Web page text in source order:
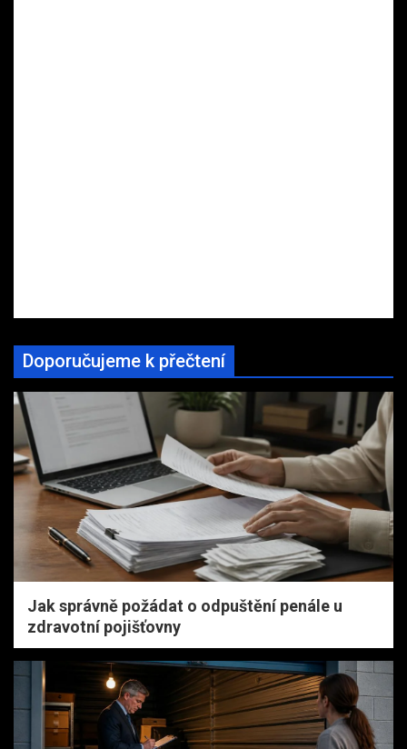
Doporučujeme k přečtení
Jak správně požádat o odpuštění penále u
zdravotní pojišťovny